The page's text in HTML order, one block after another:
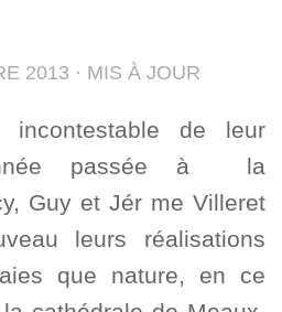
2013 · MIS À JOUR
de leur
passée à la
Guy et Jér me Villeret
leurs réalisations
que nature, en ce